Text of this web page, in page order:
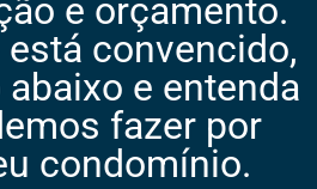
e orçamento.
convencido,
e entenda
fazer por
condomínio.